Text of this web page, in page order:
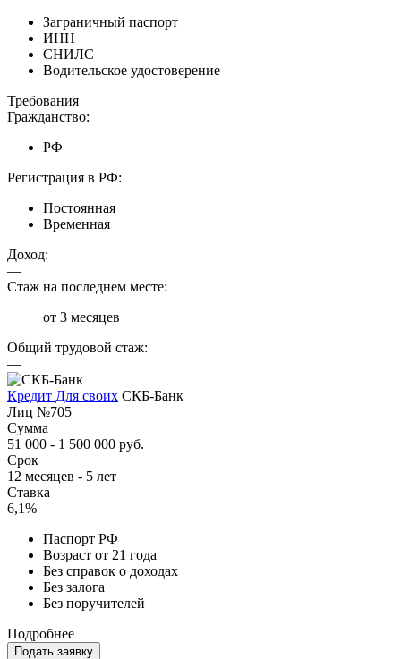
Заграничный паспорт
ИНН
СНИЛС
Водительское удостоверение
Требования
Гражданство:
РФ
Регистрация в РФ:
Постоянная
Временная
Доход:
—
Стаж на последнем месте:
от 3 месяцев
Общий трудовой стаж:
—
Кредит Для своих СКБ-Банк
Лиц №705
Сумма
51 000 - 1 500 000 руб.
Срок
12 месяцев - 5 лет
Ставка
6,1%
Паспорт РФ
Возраст от 21 года
Без справок о доходах
Без залога
Без поручителей
Подробнее
Подать заявку